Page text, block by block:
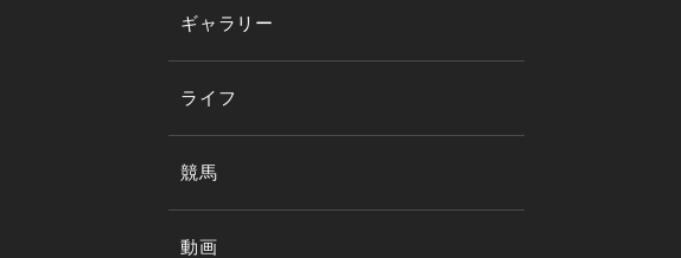
ギャラリー
ライフ
競馬
動画